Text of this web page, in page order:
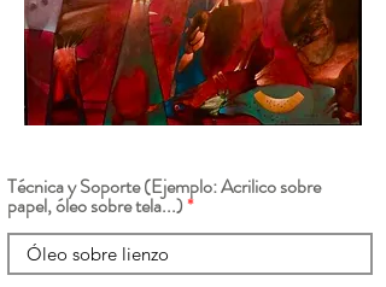
Técnica y Soporte (Ejemplo: Acrilico sobre
papel, óleo sobre tela...)